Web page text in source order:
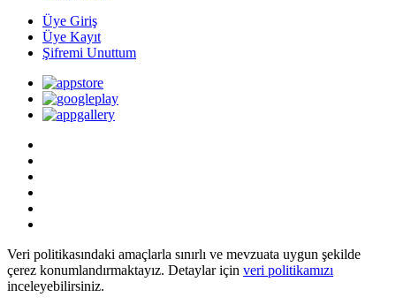
Üye Giriş
Üye Kayıt
Şifremi Unuttum
Veri politikasındaki amaçlarla sınırlı ve mevzuata uygun şekilde
çerez konumlandırmaktayız. Detaylar için veri politikamızı
inceleyebilirsiniz.